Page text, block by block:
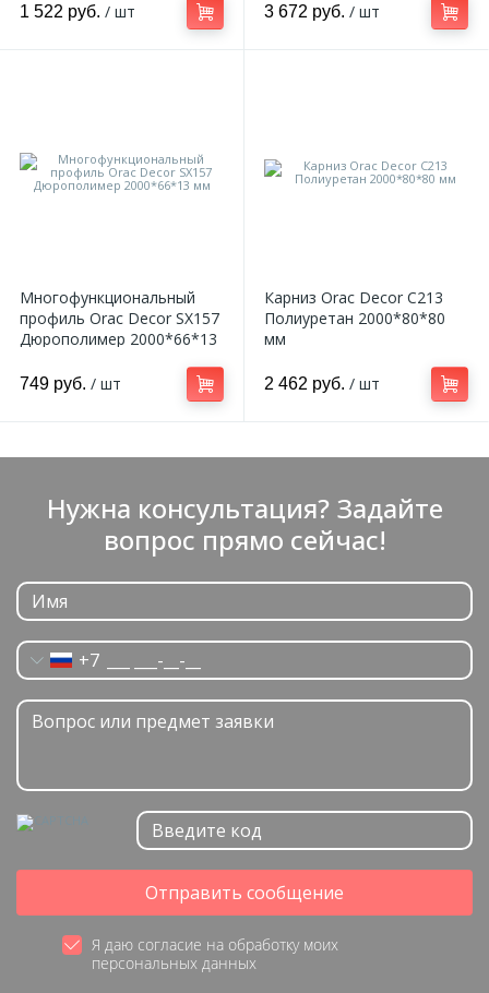
1 522 руб. / шт 3 672 руб. / шт
Многофункциональный
профиль Orac Decor SX157
Дюрополимер 2000*66*13
749 руб. / шт
Карниз Orac Decor C213
Полиуретан 2000*80*80
мм
2 462 руб. / шт
Нужна консультация? Задайте
вопрос прямо сейчас!
+7
Отправить сообщение
Я даю согласие на обработку моих
персональных данных